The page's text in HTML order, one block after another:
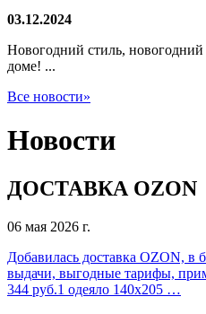
03.12.2024
Новогодний стиль,
доме! ...
Все новости»
Новости
ДОСТАВКА OZON
06 мая 2026 г.
Добавилась доставка OZON,
выдачи, выгодные тарифы,
344 руб.1 одеяло 140х205 …